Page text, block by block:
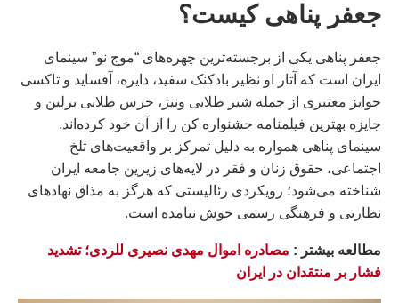
جعفر پناهی کیست؟
جعفر پناهی یکی از برجسته‌ترین چهره‌های “موج نو” سینمای
ایران است که آثار او نظیر بادکنک سفید، دایره، آفساید و تاکسی
جوایز معتبری از جمله شیر طلایی ونیز، خرس طلایی برلین و
جایزه بهترین فیلمنامه جشنواره کن را از آن خود کرده‌اند.
سینمای پناهی همواره به دلیل تمرکز بر واقعیت‌های تلخ
اجتماعی، حقوق زنان و فقر در لایه‌های زیرین جامعه ایران
شناخته می‌شود؛ رویکردی رئالیستی که هرگز به مذاق نهادهای
نظارتی و فرهنگی رسمی خوش نیامده است.
مطالعه بيشتر : مصادره اموال مهدی نصیری للردی؛ تشدید
فشار بر منتقدان در ایران